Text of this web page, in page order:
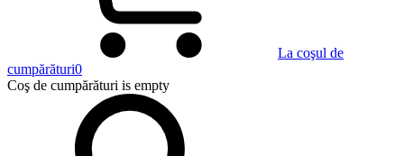
La coşul de
cumpărături0
Coş de cumpărături is empty